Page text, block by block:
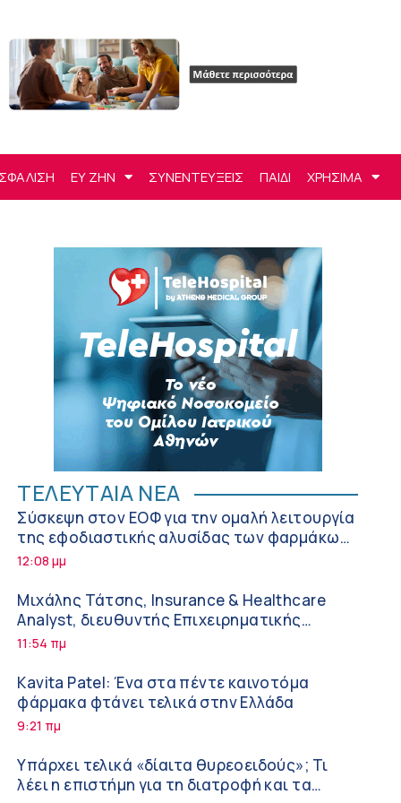
ΕΥ ΖΗΝ ΣΥΝΕΝΤΕΥΞΕΙΣ ΠΑΙΔΙ ΧΡΗΣΙΜΑ
ΤΕΛΕΥΤΑΙΑ ΝΕΑ
Σύσκεψη στον ΕΟΦ για την ομαλή λειτουργία
της εφοδιαστικής αλυσίδας των φαρμάκων
στη διάρκεια του καλοκαιριού
12:08 μμ
Μιχάλης Τάτσης, Insurance & Healthcare
Analyst, διευθυντής Επιχειρηματικής
Ανάπτυξης Ομίλου HHG
11:54 πμ
Kavita Patel: Ένα στα πέντε καινοτόμα
φάρμακα φτάνει τελικά στην Ελλάδα
9:21 πμ
Υπάρχει τελικά «δίαιτα θυρεοειδούς»; Τι
λέει η επιστήμη για τη διατροφή και τα